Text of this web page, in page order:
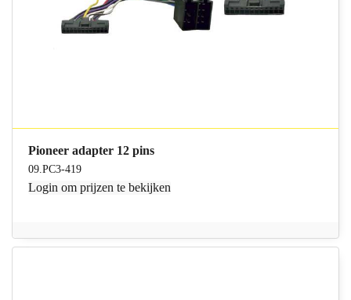
Pioneer adapter 12 pins
09.PC3-419
Login om prijzen te bekijken